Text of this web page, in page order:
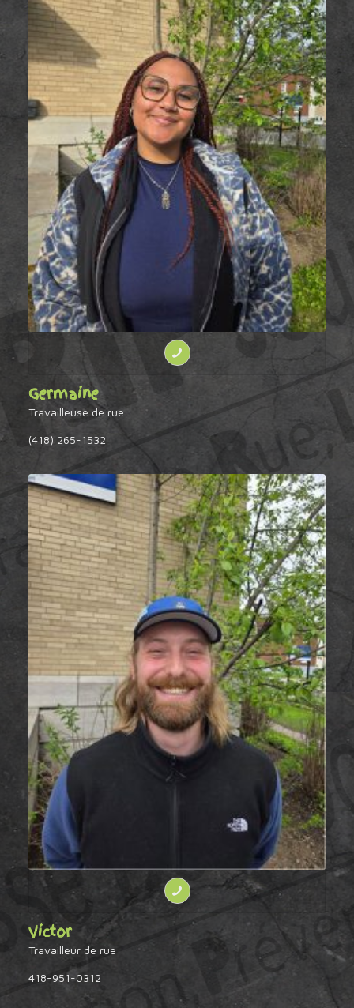
Germaine
Travailleuse de rue
(418) 265-1532
Victor
Travailleur de rue
418-951-0312